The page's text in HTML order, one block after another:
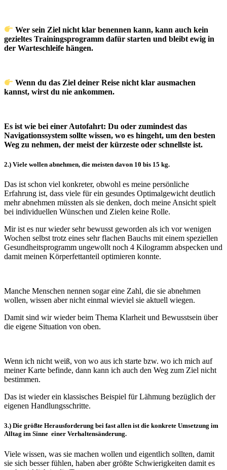
Wer sein Ziel nicht klar benennen kann, kann auch kein
gezieltes Trainingsprogramm dafür starten und bleibt ewig in
der Warteschleife hängen.
Wenn du das Ziel deiner Reise nicht klar ausmachen
kannst, wirst du nie ankommen.
Es ist wie bei einer Autofahrt: Du oder zumindest das
Navigationssystem sollte wissen, wo es hingeht, um den besten
Weg zu nehmen, der meist der kürzeste oder schnellste ist.
2.) Viele wollen abnehmen, die meisten davon 10 bis 15 kg.
Das ist schon viel konkreter, obwohl es meine persönliche
Erfahrung ist, dass viele für ein gesundes Optimalgewicht deutlich
mehr abnehmen müssten als sie denken, doch meine Ansicht spielt
bei individuellen Wünschen und Zielen keine Rolle.
Mir ist es nur wieder sehr bewusst geworden als ich vor wenigen
Wochen selbst trotz eines sehr flachen Bauchs mit einem speziellen
Gesundheitsprogramm ungewollt noch 4 Kilogramm abspecken und
damit meinen Körperfettanteil optimieren konnte.
Manche Menschen nennen sogar eine Zahl, die sie abnehmen
wollen, wissen aber nicht einmal wieviel sie aktuell wiegen.
Damit sind wir wieder beim Thema Klarheit und Bewusstsein über
die eigene Situation von oben.
Wenn ich nicht weiß, von wo aus ich starte bzw. wo ich mich auf
meiner Karte befinde, dann kann ich auch den Weg zum Ziel nicht
bestimmen.
Das ist wieder ein klassisches Beispiel für Lähmung bezüglich der
eigenen Handlungsschritte.
3.) Die größte Herausforderung bei fast allen ist die konkrete Umsetzung im
Alltag im Sinne einer Verhaltensänderung.
Viele wissen, was sie machen wollen und eigentlich sollten, damit
sie sich besser fühlen, haben aber größte Schwierigkeiten damit es